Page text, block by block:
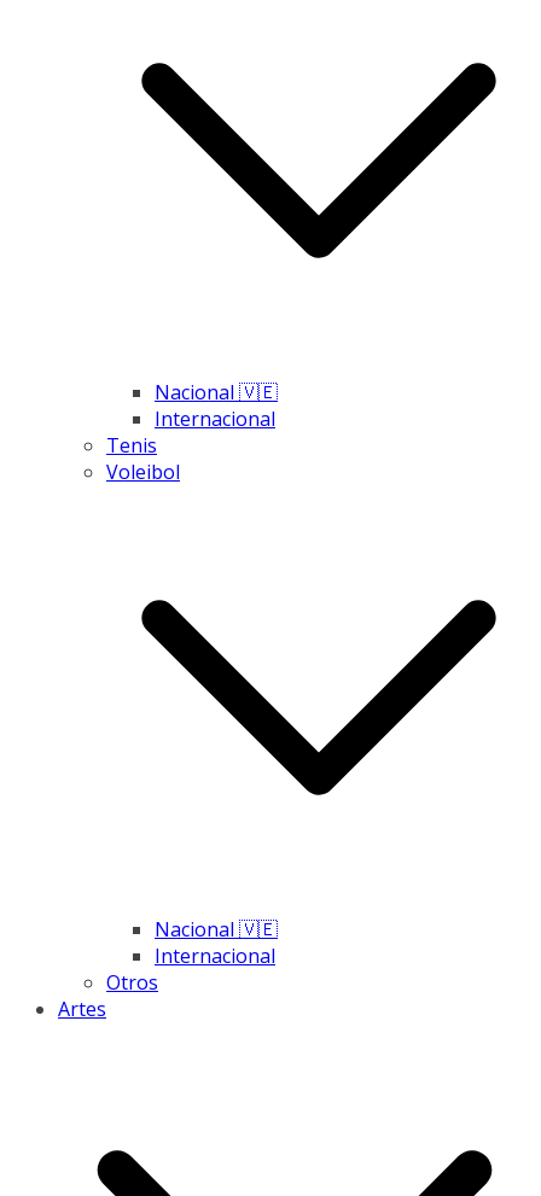
Nacional 🇻🇪
Internacional
Tenis
Voleibol
Nacional 🇻🇪
Internacional
Otros
Artes